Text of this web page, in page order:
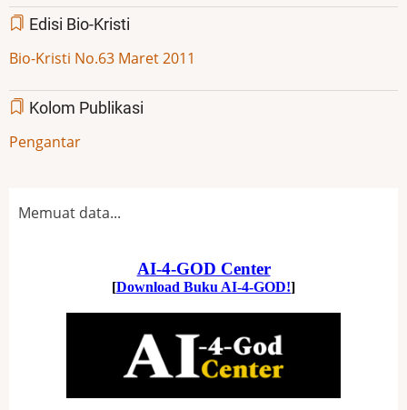
Edisi Bio-Kristi
Bio-Kristi No.63 Maret 2011
Kolom Publikasi
Pengantar
Memuat data...